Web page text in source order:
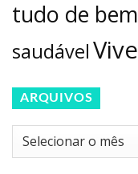
tudo de
saudável
ARQUIVOS
Arquivos